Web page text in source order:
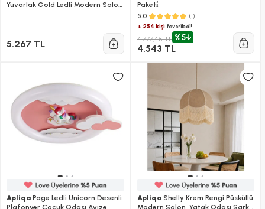
Yuvarlak Gold Ledli Modern Salon
5.267 TL
Paketi̇
5.0 (1)
+ 254 kişifavoriledi!
4.777,45 TL %5
4.543 TL
Apliqa Page Ledli Unicorn Desenli
Plafonyer Çocuk Odası Avize
ApliqaShelly Krem Rengi Püsküllü
Modern Salon, Yatak Odası Sarkıt